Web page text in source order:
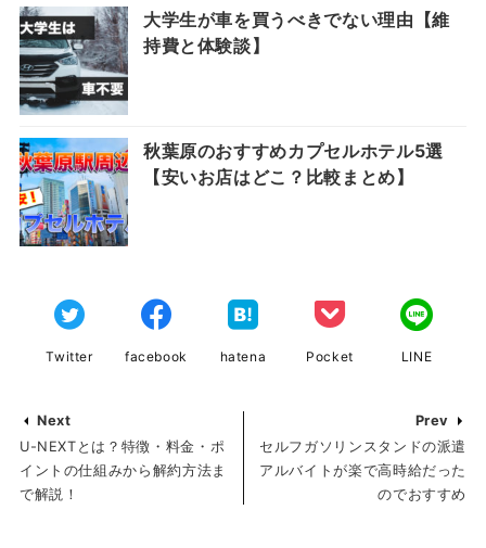
大学生が車を買うべきでない理由【維
持費と体験談】
秋葉原のおすすめカプセルホテル5選
【安いお店はどこ？比較まとめ】
Twitter facebook hatena Pocket LINE
Next
U-NEXTとは？特徴・料金・ポ
イントの仕組みから解約方法ま
で解説！
Prev
セルフガソリンスタンドの派遣
アルバイトが楽で高時給だった
のでおすすめ